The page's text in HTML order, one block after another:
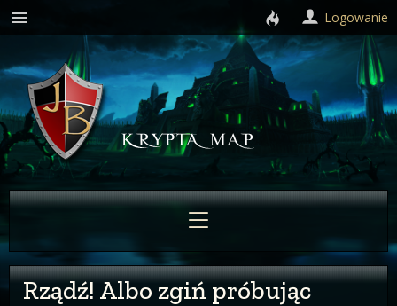
Rządź! Albo zgiń próbując
Logowanie